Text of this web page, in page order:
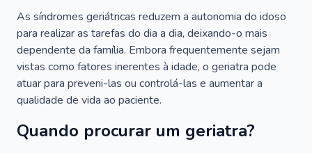
As síndromes geriátricas reduzem a autonomia do idoso
para realizar as tarefas do dia a dia, deixando-o mais
dependente da família. Embora frequentemente sejam
vistas como fatores inerentes à idade, o geriatra pode
atuar para preveni-las ou controlá-las e aumentar a
qualidade de vida ao paciente.
Quando procurar um geriatra?